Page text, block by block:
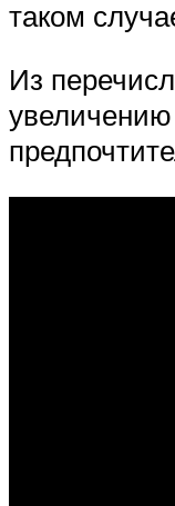
таком
Из
увеличению